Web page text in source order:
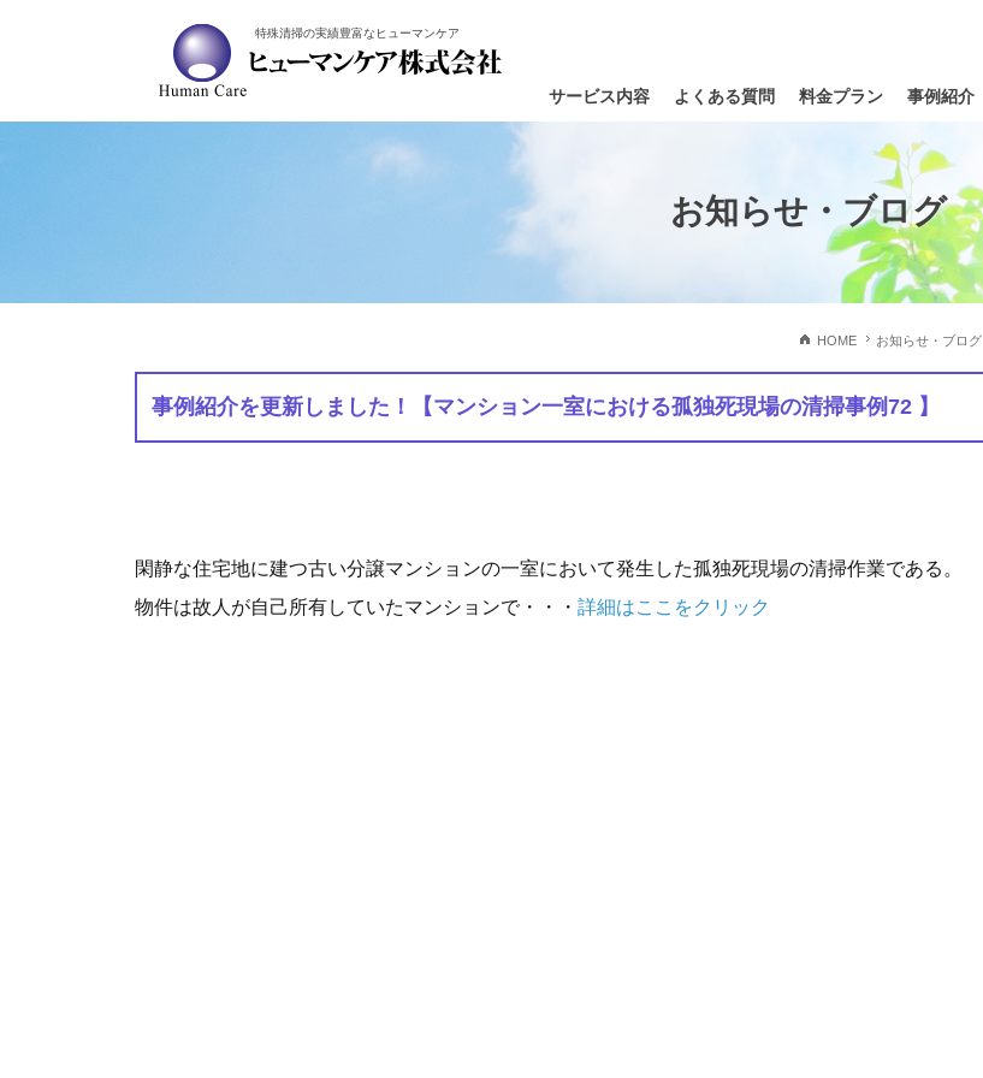
特殊清掃の実績豊富なヒューマンケア
サービス内容 よくある質問 料金プラン 事例紹介
お知らせ・ブログ
HOME お知らせ・ブログ
事例紹介を更新しました！【マンション一室における孤独死現場の清掃事例72 】
閑静な住宅地に建つ古い分譲マンションの一室において発生した孤独死現場の清掃作業である。
物件は故人が自己所有していたマンションで・・・ 詳細はここをクリック